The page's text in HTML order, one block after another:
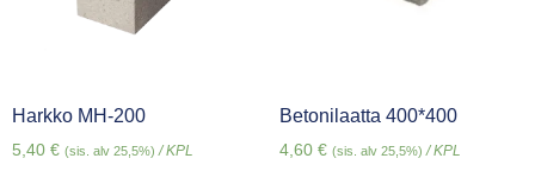
Harkko MH-200
5,40 € (sis. alv 25,5%) / KPL
Betonilaatta 400*400
4,60 € (sis. alv 25,5%) / KPL